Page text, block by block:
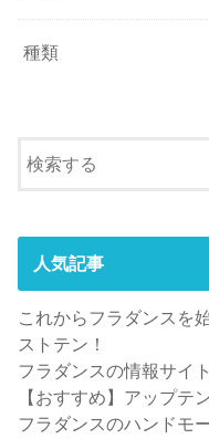
種類
人気記事
これからフラダンスを
ストテン！
フラダンスの情報サイ
【おすすめ】アップテ
フラダンスのハンドモ